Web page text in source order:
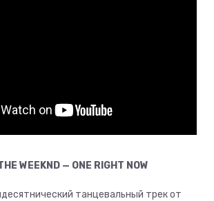
WEEKND — ONE RIGHT NOW
танцевальный трек от